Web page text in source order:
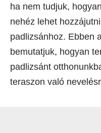
ha nem tudjuk,
nehéz lehet
padlizsánhoz. Ebben
bemutatjuk, hogyan
padlizsánt
teraszon való